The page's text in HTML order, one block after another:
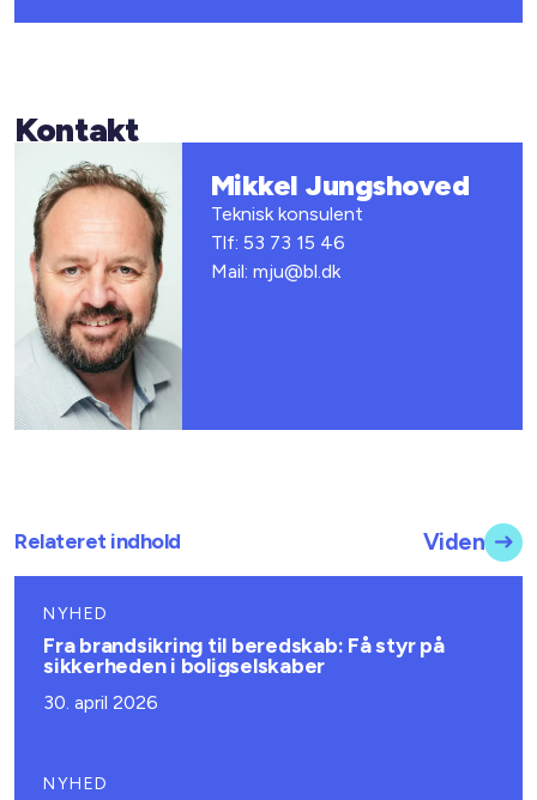
Kontakt
Mikkel Jungshoved
Teknisk konsulent
Tlf: 53 73 15 46
Mail: mju@bl.dk
Relateret indhold Viden
NYHED
Fra brandsikring til beredskab: Få styr på
sikkerheden i boligselskaber
30. april 2026
NYHED